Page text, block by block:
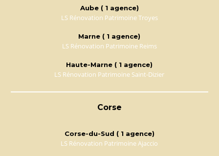
Aube ( 1 agence)
LS Rénovation Patrimoine Troyes
Marne ( 1 agence)
LS Rénovation Patrimoine Reims
Haute-Marne ( 1 agence)
LS Rénovation Patrimoine Saint-Dizier
Corse
Corse-du-Sud ( 1 agence)
LS Rénovation Patrimoine Ajaccio